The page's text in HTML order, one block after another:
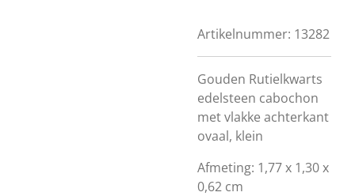
Artikelnummer: 13282
Gouden Rutielkwarts
edelsteen cabochon
met vlakke achterkant
ovaal, klein
Afmeting: 1,77 x 1,30 x
0,62 cm